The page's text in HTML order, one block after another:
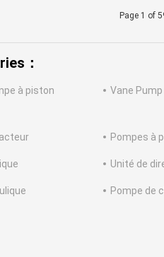
Page 1 of
：
à piston Vane
Pompes à
Unité de
Pompe de